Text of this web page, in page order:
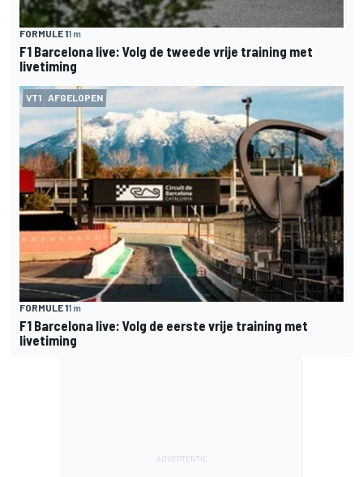
FORMULE 11 m
F1 Barcelona live: Volg de tweede vrije training met
livetiming
VT1 AFGELOPEN
FORMULE 11 m
F1 Barcelona live: Volg de eerste vrije training met
livetiming